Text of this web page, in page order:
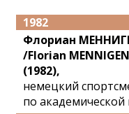
1982
Флориан
/Florian
(1982),
немецкий
по академической